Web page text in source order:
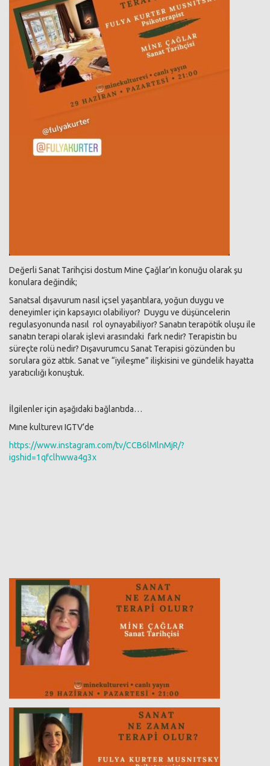
Değerli Sanat Tarihçisi dostum Mine Çağlar’ın konuğu olarak şu
konulara değindik;
Sanatsal dışavurum nasıl içsel yaşantılara, yoğun duygu ve
deneyimler için kapsayıcı olabiliyor? Duygu ve düşüncelerin
regulasyonunda nasıl rol oynayabiliyor? Sanatın terapötik oluşu ile
sanatın terapi olarak işlevi arasındaki fark nedir? Terapistin bu
süreçte rolü nedir? Dışavurumcu Sanat Terapisi gözünden bu
sorulara göz attık. Sanat ve “iyileşme” ilişkisini ve gündelik hayatta
yaratıcılığı konuştuk.
İlgilenler için aşağıdaki bağlantıda…
Mıne kulturevı IGTV’de
https://www.instagram.com/tv/CCB6lMlnMjR/?
igshid=1qfclhwwa4g3x